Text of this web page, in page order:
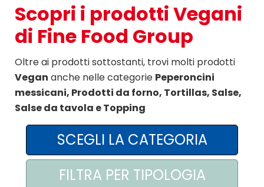
OFFERTE
CONTATTI
AREA AGENTI
Scopri i prodotti Vegani
di Fine Food Group
Oltre ai prodotti sottostanti, trovi molti prodotti
Vegan anche nelle categorie Peperoncini
messicani, Prodotti da forno, Tortillas, Salse,
Salse da tavola e Topping